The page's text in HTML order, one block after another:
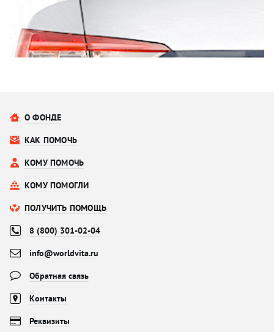
О ФОНДЕ
КАК ПОМОЧЬ
КОМУ ПОМОЧЬ
КОМУ ПОМОГЛИ
ПОЛУЧИТЬ ПОМОЩЬ
8 (800) 301-02-04
info@worldvita.ru
Обратная связь
Контакты
Реквизиты